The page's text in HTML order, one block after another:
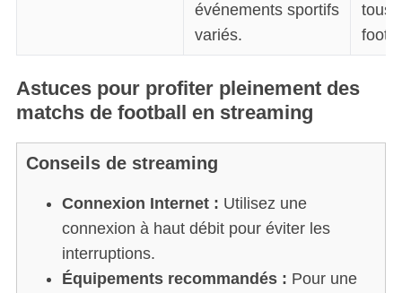
événements sportifs
variés.
tous
Astuces pour profiter pleinement des
matchs de football en streaming
Conseils de streaming
Connexion Internet : Utilisez une
connexion à haut débit pour éviter les
interruptions.
Équipements recommandés : Pour une